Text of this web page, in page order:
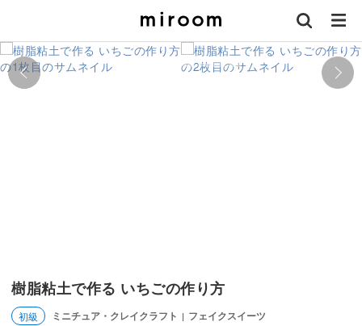
樹脂粘土で作る いちごの作り方
初級 ミニチュア・クレイクラフト | フェイクスイーツ